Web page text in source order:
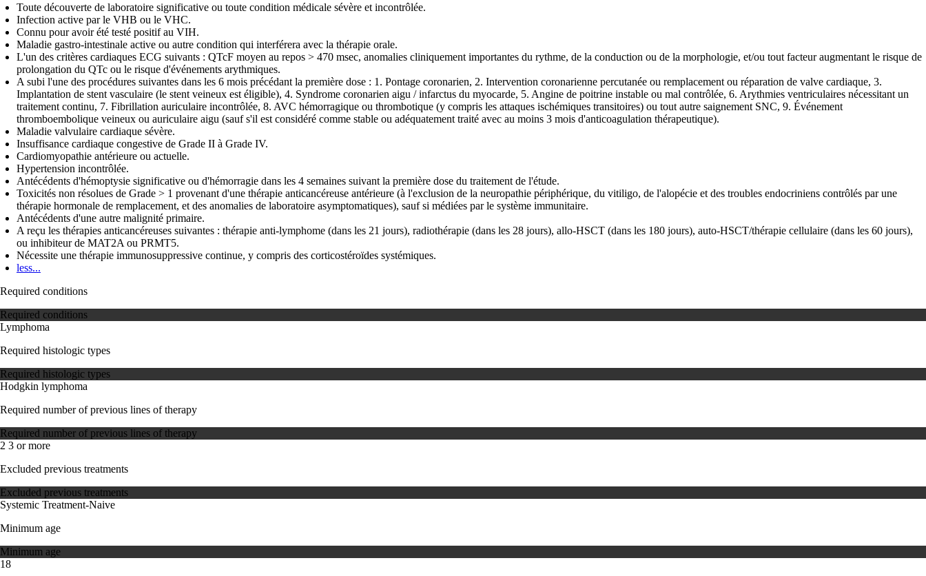
Toute découverte de laboratoire significative ou toute condition médicale sévère et incontrôlée.
Infection active par le VHB ou le VHC.
Connu pour avoir été testé positif au VIH.
Maladie gastro-intestinale active ou autre condition qui interférera avec la thérapie orale.
L'un des critères cardiaques ECG suivants : QTcF moyen au repos > 470 msec, anomalies cliniquement importantes du rythme, de la conduction ou de la morphologie, et/ou tout facteur augmentant le risque de
prolongation du QTc ou le risque d'événements arythmiques.
A subi l'une des procédures suivantes dans les 6 mois précédant la première dose : 1. Pontage coronarien, 2. Intervention coronarienne percutanée ou remplacement ou réparation de valve cardiaque, 3.
Implantation de stent vasculaire (le stent veineux est éligible), 4. Syndrome coronarien aigu / infarctus du myocarde, 5. Angine de poitrine instable ou mal contrôlée, 6. Arythmies ventriculaires nécessitant un
traitement continu, 7. Fibrillation auriculaire incontrôlée, 8. AVC hémorragique ou thrombotique (y compris les attaques ischémiques transitoires) ou tout autre saignement SNC, 9. Événement
thromboembolique veineux ou auriculaire aigu (sauf s'il est considéré comme stable ou adéquatement traité avec au moins 3 mois d'anticoagulation thérapeutique).
Maladie valvulaire cardiaque sévère.
Insuffisance cardiaque congestive de Grade II à Grade IV.
Cardiomyopathie antérieure ou actuelle.
Hypertension incontrôlée.
Antécédents d'hémoptysie significative ou d'hémorragie dans les 4 semaines suivant la première dose du traitement de l'étude.
Toxicités non résolues de Grade > 1 provenant d'une thérapie anticancéreuse antérieure (à l'exclusion de la neuropathie périphérique, du vitiligo, de l'alopécie et des troubles endocriniens contrôlés par une
thérapie hormonale de remplacement, et des anomalies de laboratoire asymptomatiques), sauf si médiées par le système immunitaire.
Antécédents d'une autre malignité primaire.
A reçu les thérapies anticancéreuses suivantes : thérapie anti-lymphome (dans les 21 jours), radiothérapie (dans les 28 jours), allo-HSCT (dans les 180 jours), auto-HSCT/thérapie cellulaire (dans les 60 jours),
ou inhibiteur de MAT2A ou PRMT5.
Nécessite une thérapie immunosuppressive continue, y compris des corticostéroïdes systémiques.
less...
Required conditions
Required conditions
Lymphoma
Required histologic types
Required histologic types
Hodgkin lymphoma
Required number of previous lines of therapy
Required number of previous lines of therapy
2 3 or more
Excluded previous treatments
Excluded previous treatments
Systemic Treatment-Naive
Minimum age
Minimum age
18